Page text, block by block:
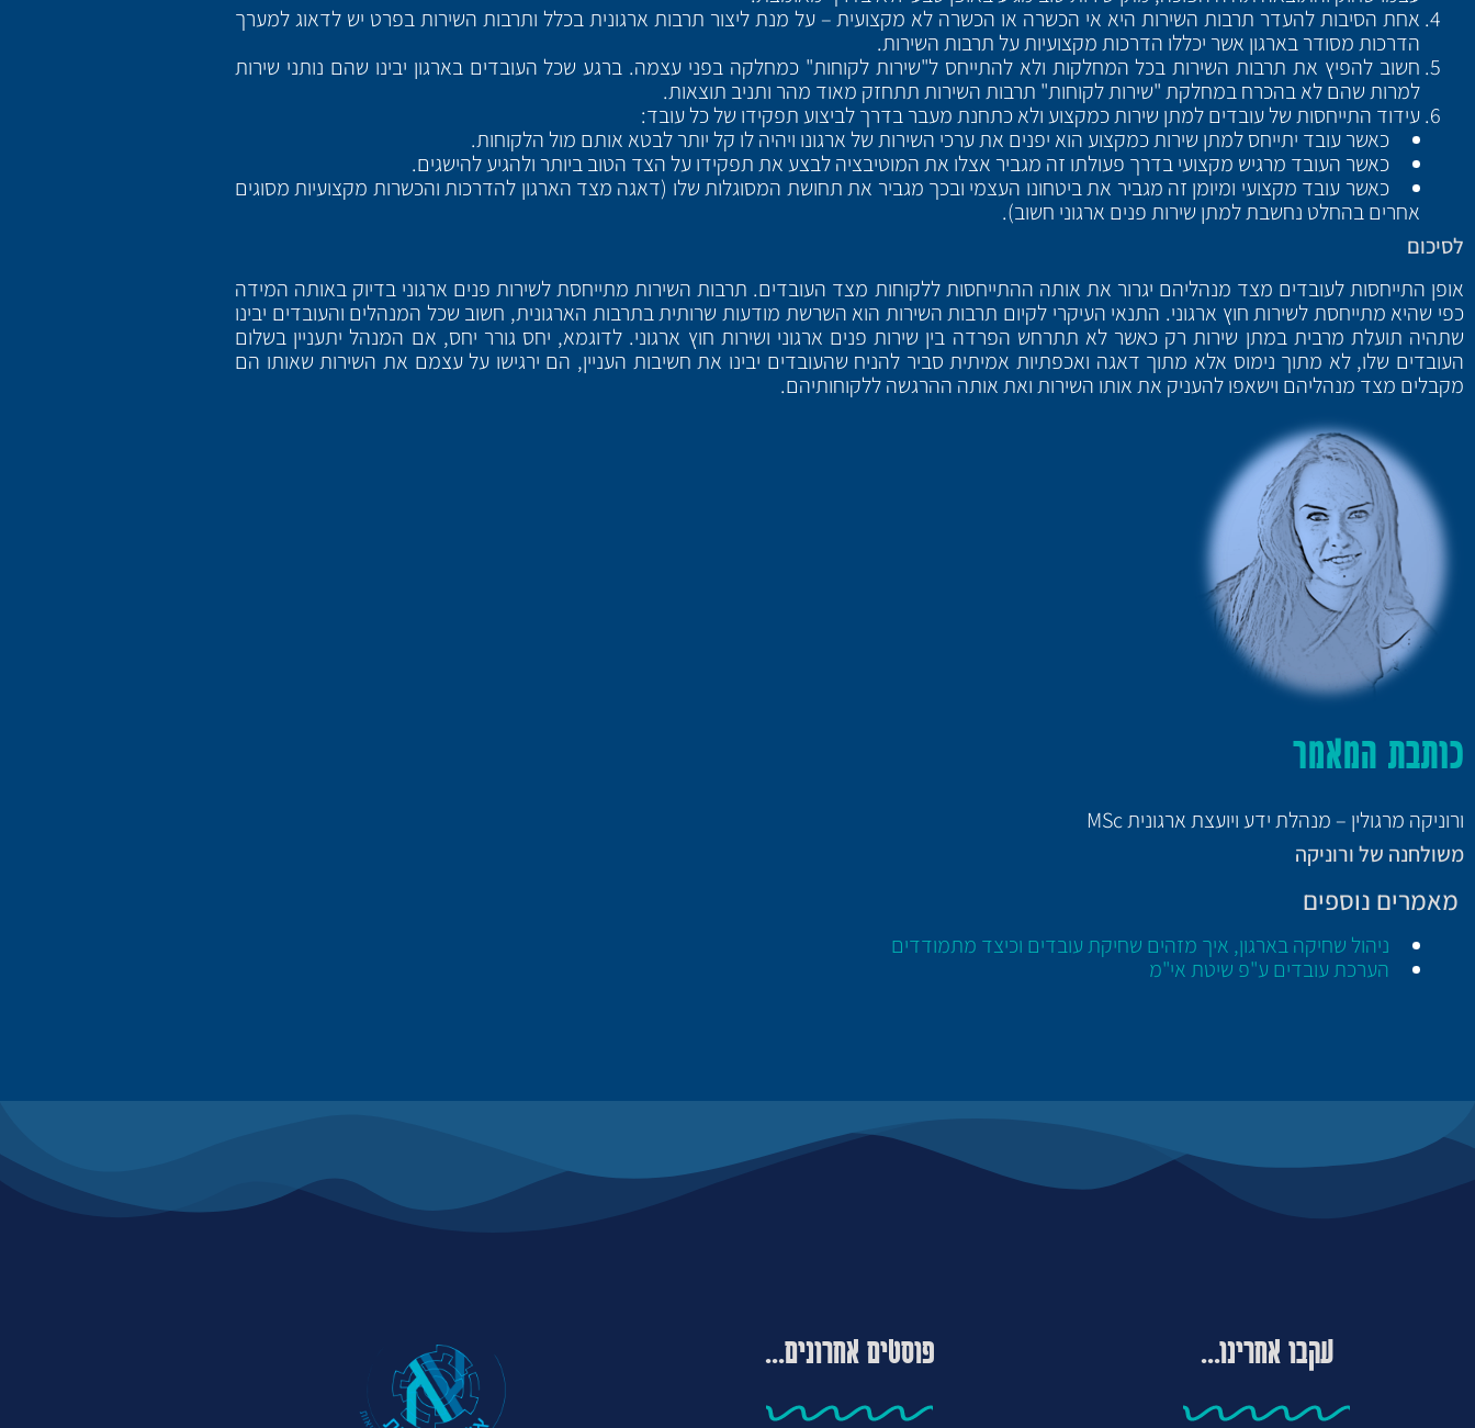
אחת הסיבות להעדר תרבות השירות היא אי הכשרה או הכשרה לא מקצועית – על מנת ליצור תרבות ארגונית בכלל ותרבות השירות בפרט יש לדאוג למערך
הדרכות מסודר בארגון אשר יכללו הדרכות מקצועיות על תרבות השירות.
חשוב להפיץ את תרבות השירות בכל המחלקות ולא להתייחס ל"שירות לקוחות" כמחלקה בפני עצמה. ברגע שכל העובדים בארגון יבינו שהם נותני שירות
למרות שהם לא בהכרח במחלקת "שירות לקוחות" תרבות השירות תתחזק מאוד מהר ותניב תוצאות.
עידוד התייחסות של עובדים למתן שירות כמקצוע ולא כתחנת מעבר בדרך לביצוע תפקידו של כל עובד:
כאשר עובד יתייחס למתן שירות כמקצוע הוא יפנים את ערכי השירות של ארגונו ויהיה לו קל יותר לבטא אותם מול הלקוחות.
כאשר העובד מרגיש מקצועי בדרך פעולתו זה מגביר אצלו את המוטיבציה לבצע את תפקידו על הצד הטוב ביותר ולהגיע להישגים.
כאשר עובד מקצועי ומיומן זה מגביר את ביטחונו העצמי ובכך מגביר את תחושת המסוגלות שלו (דאגה מצד הארגון להדרכות והכשרות מקצועיות מסוגים
אחרים בהחלט נחשבת למתן שירות פנים ארגוני חשוב).
לסיכום
אופן התייחסות לעובדים מצד מנהליהם יגרור את אותה ההתייחסות ללקוחות מצד העובדים. תרבות השירות מתייחסת לשירות פנים ארגוני בדיוק באותה המידה
כפי שהיא מתייחסת לשירות חוץ ארגוני. התנאי העיקרי לקיום תרבות השירות הוא השרשת מודעות שרותית בתרבות הארגונית, חשוב שכל המנהלים והעובדים יבינו
שתהיה תועלת מרבית במתן שירות רק כאשר לא תתרחש הפרדה בין שירות פנים ארגוני ושירות חוץ ארגוני. לדוגמא, יחס גורר יחס, אם המנהל יתעניין בשלום
העובדים שלו, לא מתוך נימוס אלא מתוך דאגה ואכפתיות אמיתית סביר להניח שהעובדים יבינו את חשיבות העניין, הם ירגישו על עצמם את השירות שאותו הם
מקבלים מצד מנהליהם וישאפו להעניק את אותו השירות ואת אותה ההרגשה ללקוחותיהם.
כותבת המאמר
ורוניקה מרגולין – מנהלת ידע ויועצת ארגונית MSc
משולחנה של ורוניקה
מאמרים נוספים
ניהול שחיקה בארגון, איך מזהים שחיקת עובדים וכיצד מתמודדים
הערכת עובדים ע"פ שיטת אי"מ
עקבו אחרינו... פוסטים אחרונים...